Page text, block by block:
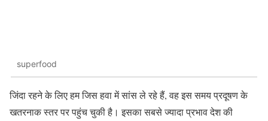
superfood
जिंदा रहने के लिए हम जिस हवा में सांस ले रहे हैं, वह इस समय प्रदूषण के
खतरनाक स्तर पर पहुंच चुकी है। इसका सबसे ज्यादा प्रभाव देश की